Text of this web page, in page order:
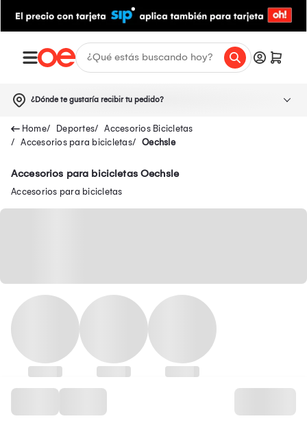
¿Dónde te gustaría recibir tu pedido?
Deportes
Accesorios Bicicletas
Accesorios para bicicletas
Oechsle
Accesorios para bicicletas Oechsle
Accesorios para bicicletas